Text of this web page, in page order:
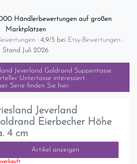
Händlerbewertungen auf großen
Marktplätzen
· 4,9/5 bei Etsy-Bewertungen ·
Stand Juli 2026
Jeverland Goldrand Suppentasse
Untertasse interessiert.
Serie finden Sie hier:
Jeverland
Eierbecher Höhe
4 cm
Artikel anzeigen